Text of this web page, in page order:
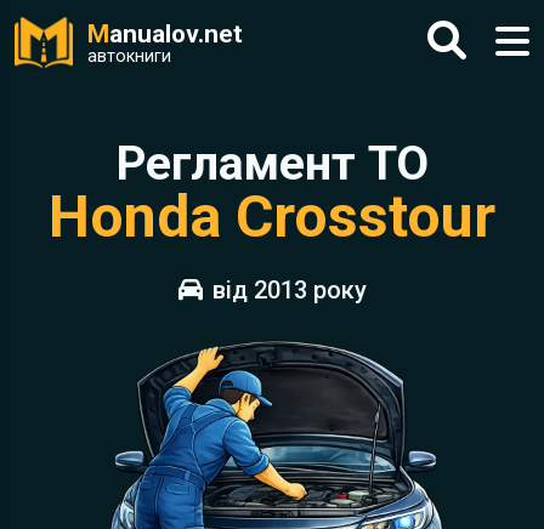
Manualov.net
автокниги
Регламент ТО
Honda Crosstour
від 2013 року